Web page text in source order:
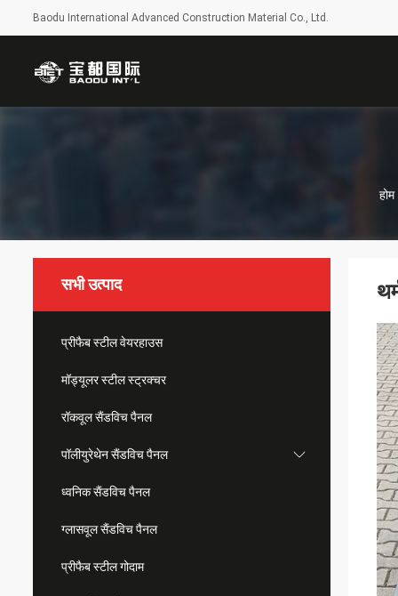
Baodu International Advanced Construction Material Co., Ltd.
होम
सभी उत्पाद
प्रीफैब स्टील वेयरहाउस
मॉड्यूलर स्टील स्ट्रक्चर
रॉकवूल सैंडविच पैनल
पॉलीयुरेथेन सैंडविच पैनल
ध्वनिक सैंडविच पैनल
ग्लासवूल सैंडविच पैनल
प्रीफैब स्टील गोदाम